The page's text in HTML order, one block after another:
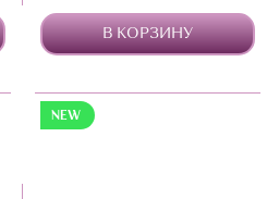
В КОРЗИНУ
NEW